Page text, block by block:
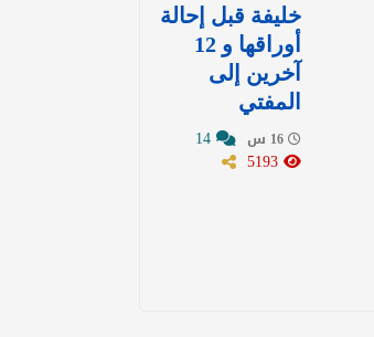
خليفة قبل إحالة
أوراقها و 12
آخرين إلى
المفتي